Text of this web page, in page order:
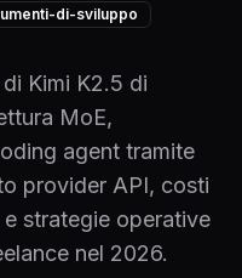
di-sviluppo
Kimi K2.5 di
MoE,
agent tramite
provider API, costi
strategie operative
nel 2026.